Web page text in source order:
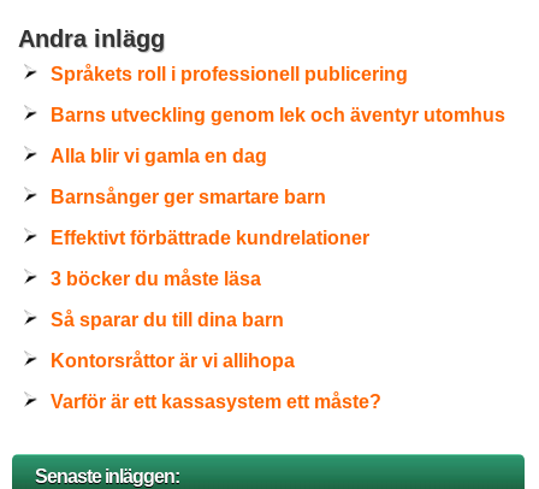
Andra inlägg
Språkets roll i professionell publicering
Barns utveckling genom lek och äventyr utomhus
Alla blir vi gamla en dag
Barnsånger ger smartare barn
Effektivt förbättrade kundrelationer
3 böcker du måste läsa
Så sparar du till dina barn
Kontorsråttor är vi allihopa
Varför är ett kassasystem ett måste?
Senaste inläggen: